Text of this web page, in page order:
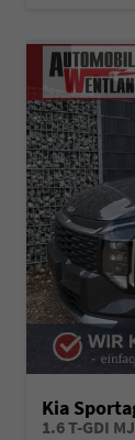
Kia
1.6 T-GDI